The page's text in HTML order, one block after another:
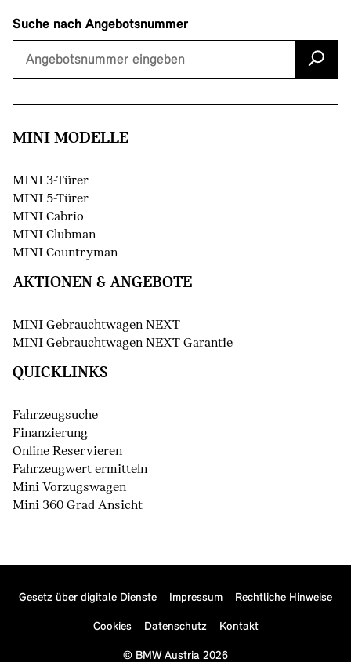
Suche nach Angebotsnummer
MINI MODELLE
MINI 3-Türer
MINI 5-Türer
MINI Cabrio
MINI Clubman
MINI Countryman
AKTIONEN & ANGEBOTE
MINI Gebrauchtwagen NEXT
MINI Gebrauchtwagen NEXT Garantie
QUICKLINKS
Fahrzeugsuche
Finanzierung
Online Reservieren
Fahrzeugwert ermitteln
Mini Vorzugswagen
Mini 360 Grad Ansicht
Gesetz über digitale Dienste Impressum Rechtliche Hinweise
Cookies() Datenschutz Kontakt
© BMW Austria 2026